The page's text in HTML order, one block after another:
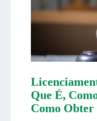
Que É,
Como Obter